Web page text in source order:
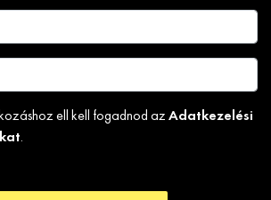
ell kell fogadnod az Adatkezelési
.